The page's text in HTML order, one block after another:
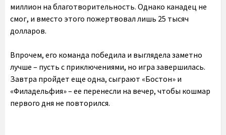
миллион на благотворительность. Однако канадец не
смог, и вместо этого пожертвовал лишь 25 тысяч
долларов.
Впрочем, его команда победила и выглядела заметно
лучше – пусть с приключениями, но игра завершилась.
Завтра пройдет еще одна, сыграют «Бостон» и
«Филадельфия» – ее перенесли на вечер, чтобы кошмар
первого дня не повторился.